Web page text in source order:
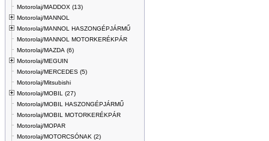
Motorolaj/MADDOX (13)
Motorolaj/MANNOL
Motorolaj/MANNOL HASZONGÉPJÁRMŰ
Motorolaj/MANNOL MOTORKERÉKPÁR
Motorolaj/MAZDA (6)
Motorolaj/MEGUIN
Motorolaj/MERCEDES (5)
Motorolaj/Mitsubishi
Motorolaj/MOBIL (27)
Motorolaj/MOBIL HASZONGÉPJÁRMŰ
Motorolaj/MOBIL MOTORKERÉKPÁR
Motorolaj/MOPAR
Motorolaj/MOTORCSÓNAK (2)